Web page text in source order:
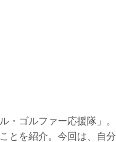
・ゴルファー応援隊」。
とを紹介。今回は、自分